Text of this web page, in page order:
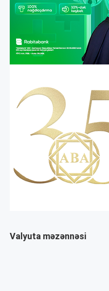
Valyuta məzənnəsi